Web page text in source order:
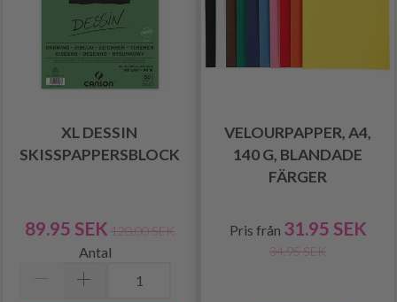
XL DESSIN
SKISSPAPPERSBLOCK
89.95 SEK 120.00 SEK
Antal
VELOURPAPPER, A4,
140 G, BLANDADE
FÄRGER
Pris från 31.95 SEK
34.95 SEK